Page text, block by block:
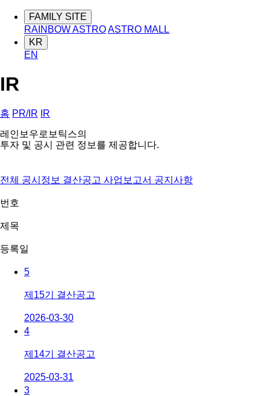
FAMILY SITE
RAINBOW ASTROASTRO MALL
KR
EN
IR
홈 PR/IR
IR
레인보우로보틱스의
투자 및 공시 관련 정보를 제공합니다.
전체 공시정보 결산공고 사업보고서 공지사항
번호
제목
등록일
5
제15기 결산공고
2026-03-30
4
제14기 결산공고
2025-03-31
3